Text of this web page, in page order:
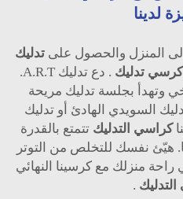
لدينا
المنزل والحصول على تدليك
كرسي تدليك
. دع تدليك A.R.T.
وتهدأ بجلسة تدليك مريحة
السويدي الهادئ أو تدليك
كراسي التدليك تتمتع بالقدرة
هيّئ نفسك للتخلص من التوتر
منزلك مع كرسينا النهائي
.